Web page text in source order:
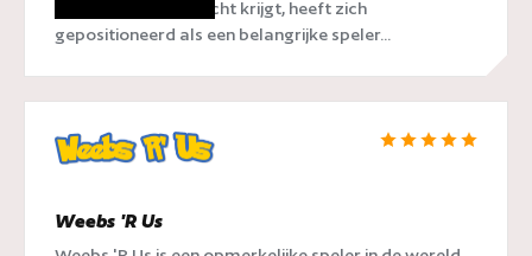
steeds meer aandacht krijgt, heeft zich
gepositioneerd als een belangrijke speler...
Weebs 'R Us